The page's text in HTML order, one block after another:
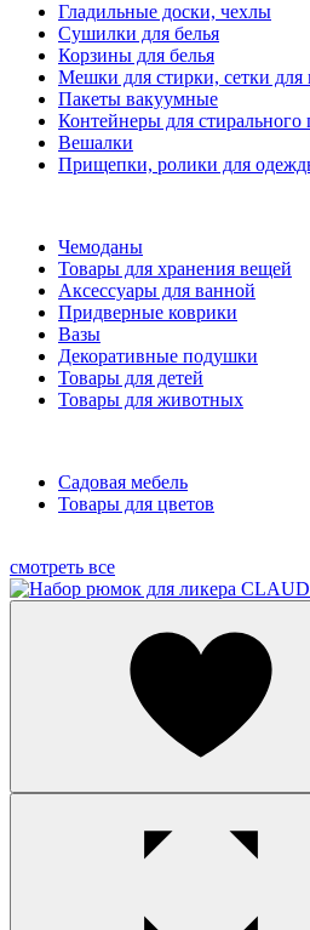
Гладильные доски, чехлы
Сушилки для белья
Корзины для белья
Мешки для стирки, сетки для
Пакеты вакуумные
Контейнеры для стирального
Вешалки
Прищепки, ролики для
Чемоданы
Товары для хранения вещей
Аксессуары для ванной
Придверные коврики
Вазы
Декоративные подушки
Товары для детей
Товары для животных
Садовая мебель
Товары для цветов
смотреть все